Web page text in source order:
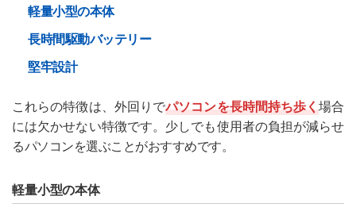
軽量小型の本体
長時間駆動バッテリー
堅牢設計
これらの特徴は、外回りでパソコンを長時間持ち歩く場合
には欠かせない特徴です。少しでも使用者の負担が減らせ
るパソコンを選ぶことがおすすめです。
軽量小型の本体